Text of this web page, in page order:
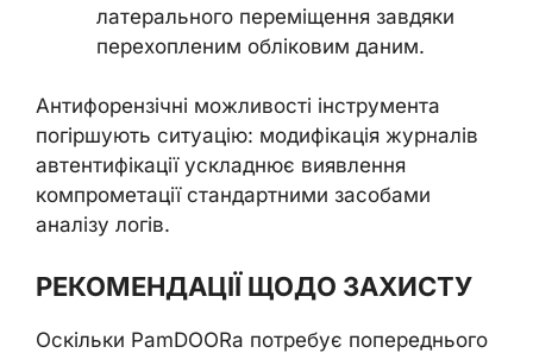
латерального переміщення завдяки
перехопленим обліковим даним.
Антифорензічні можливості інструмента
погіршують ситуацію: модифікація журналів
автентифікації ускладнює виявлення
компрометації стандартними засобами
аналізу логів.
РЕКОМЕНДАЦІЇ ЩОДО ЗАХИСТУ
Оскільки PamDOORa потребує попереднього